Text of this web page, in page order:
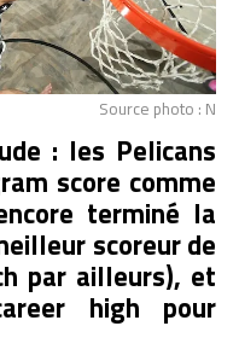
Source photo : N
: les Pelicans
score comme
terminé la
scoreur de
par ailleurs), et
high pour